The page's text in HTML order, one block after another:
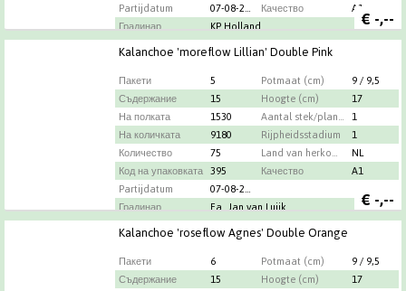
Partijdatum
Качество
A1
Градинар
KP Holland € -,--
Kalanchoe 'moreflow Lillian' Double Pink
Пакети 5 Potmaat (cm)
9 / 9,5
Съдержание
15 Hoogte (cm)
17
На полката
1530
1
На количката
9180 Rijpheidsstadium
1
Количество
75
NL
Код на упаковката
395 Качество
A1
Partijdatum
Градинар
Fa. Jan van Luijk € -,--
Kalanchoe 'roseflow Agnes' Double Orange
Пакети 6 Potmaat (cm)
9 / 9,5
Съдержание
15 Hoogte (cm)
17